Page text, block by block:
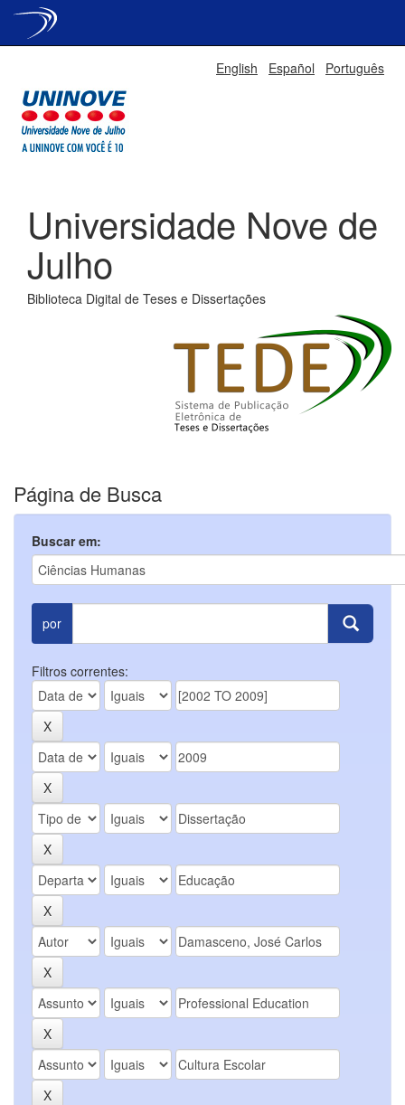
English Español Português
Universidade Nove de
Julho
Biblioteca Digital de Teses e Dissertações
Página de Busca
Buscar em:
por
Filtros correntes: